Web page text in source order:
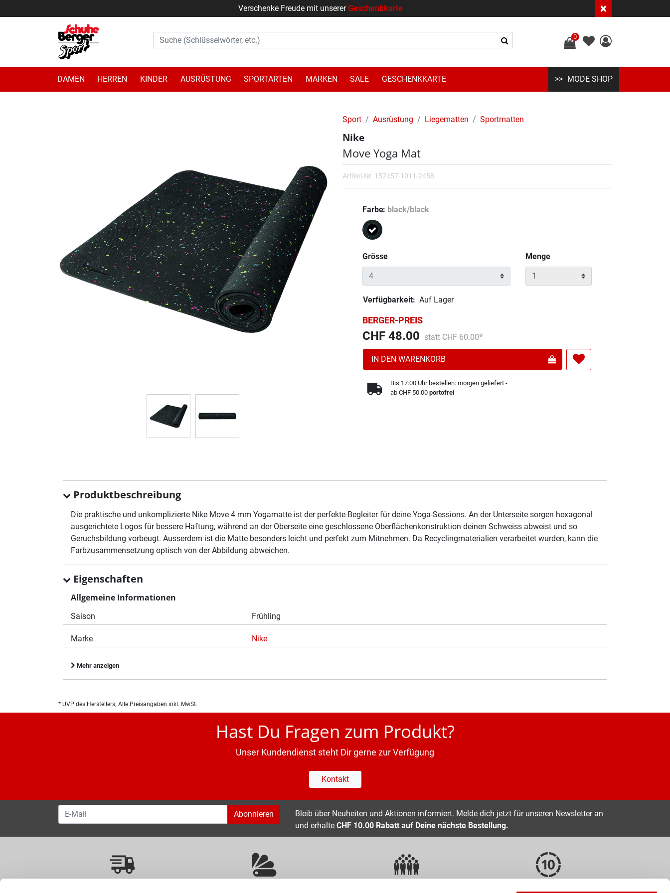
Verschenke Freude mit unsererGeschenkkarte ×
0
DAMEN HERREN KINDER AUSRÜSTUNG SPORTARTEN MARKEN SALE GESCHENKKARTE MODE SHOP
Sport Ausrüstung Liegematten Sportmatten
Nike
Move Yoga Mat
Artikel-Nr. 157457-1011-2458
Farbe black/black
Grösse
Menge
Verfügbarkeit: Auf Lager
BERGER-PREIS
CHF 48.00 Preis reduziert von
statt CHF 60.00
An
IN DEN WARENKORB
Bis 17:00 Uhr bestellen: morgen geliefert -
ab CHF 50.00portofrei
Produktbeschreibung
Die praktische und unkomplizierte Nike Move 4 mm Yogamatte ist der perfekte Begleiter für deine Yoga-Sessions. An der Unterseite sorgen hexagonal
ausgerichtete Logos für bessere Haftung, während an der Oberseite eine geschlossene Oberflächenkonstruktion deinen Schweiss abweist und so
Geruchsbildung vorbeugt. Ausserdem ist die Matte besonders leicht und perfekt zum Mitnehmen. Da Recyclingmaterialien verarbeitet wurden, kann die
Farbzusammensetzung optisch von der Abbildung abweichen.
Eigenschaften
Allgemeine Informationen
Saison Frühling
Marke Nike
Mehr anzeigen
* UVP des Herstellers; Alle Preisangaben inkl. MwSt.
Hast Du Fragen zum Produkt?
Unser Kundendienst steht Dir gerne zur Verfügung
Kontakt
Abonnieren
Bleib über Neuheiten und Aktionen informiert. Melde dich jetzt für unseren Newsletter an
und erhalte CHF 10.00 Rabatt auf Deine nächste Bestellung.